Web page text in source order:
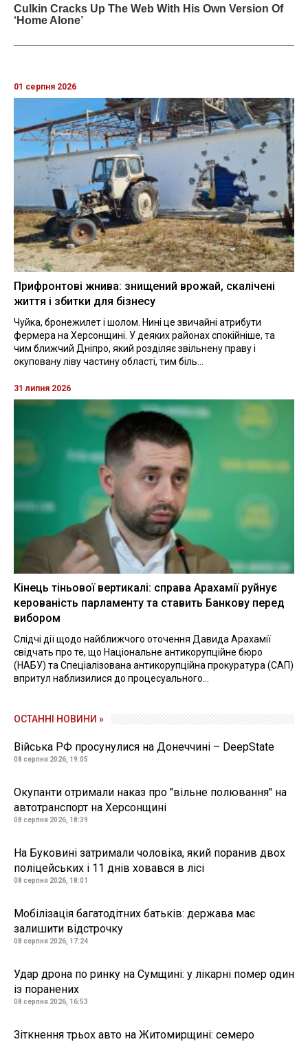
01 серпня 2026
Прифронтові жнива: знищений врожай, скалічені
життя і збитки для бізнесу
Чуйка, бронежилет і шолом. Нині це звичайні атрибути
фермера на Херсонщині. У деяких районах спокійніше, та
чим ближчий Дніпро, який розділяє звільнену праву і
окуповану ліву частину області, тим біль...
31 липня 2026
Кінець тіньової вертикалі: справа Арахамії руйнує
керованість парламенту та ставить Банкову перед
вибором
Слідчі дії щодо найближчого оточення Давида Арахамії
свідчать про те, що Національне антикорупційне бюро
(НАБУ) та Спеціалізована антикорупційна прокуратура (САП)
впритул наблизилися до процесуального...
ОСТАННІ НОВИНИ »
Війська РФ просунулися на Донеччині – DeepState
08 серпня 2026, 19:05
Окупанти отримали наказ про "вільне полювання" на
автотранспорт на Херсонщині
08 серпня 2026, 18:39
На Буковині затримали чоловіка, який поранив двох
поліцейських і 11 днів ховався в лісі
08 серпня 2026, 18:01
Мобілізація багатодітних батьків: держава має
залишити відстрочку
08 серпня 2026, 17:24
Удар дрона по ринку на Сумщині: у лікарні помер один
із поранених
08 серпня 2026, 16:53
Зіткнення трьох авто на Житомирщині: семеро